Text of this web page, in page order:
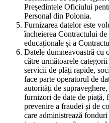
Președintele Oficiului
Personal din Polonia.
Furnizarea datelor este
încheierea Contractului
educaționale și a
Datele dumneavoastră cu
către următoarele
servicii de plăți rapide,
face parte operatorul de
autorități de
furnizori de date de piață,
prevenire a fraudei și de
care administrează